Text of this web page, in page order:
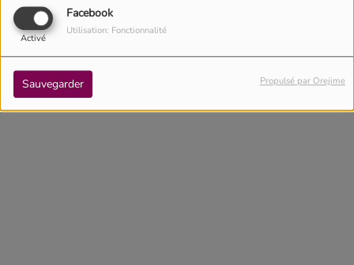
Facebook
Activé
Utilisation: Fonctionnalité
Sauvegarder Propulsé par Orejime